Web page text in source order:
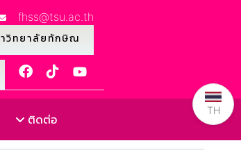
fhss@tsu.ac.th
วิทยาลัยทักษิณ
ติดต่อ
TH